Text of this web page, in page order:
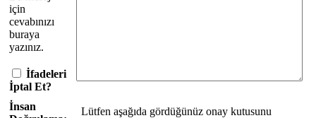
için
cevabınızı
buraya
yazınız.
İfadeleri
İptal Et?
İnsan
Lütfen aşağıda gördüğünüz onay kutusunu